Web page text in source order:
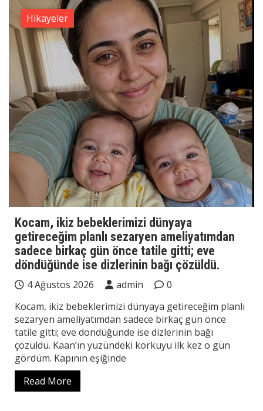
Hikayeler
Kocam, ikiz bebeklerimizi dünyaya
getireceğim planlı sezaryen ameliyatımdan
sadece birkaç gün önce tatile gitti; eve
döndüğünde ise dizlerinin bağı çözüldü.
4 Ağustos 2026 admin
0
Kocam, ikiz bebeklerimizi dünyaya getireceğim planlı
sezaryen ameliyatımdan sadece birkaç gün önce
tatile gitti; eve döndüğünde ise dizlerinin bağı
çözüldü. Kaan’ın yüzündeki korkuyu ilk kez o gün
gördüm. Kapının eşiğinde
Read More